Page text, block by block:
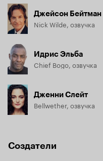
Джейсон Бейтман
Nick Wilde, озвучка
Идрис Эльба
Chief Bogo, озвучка
Дженни Слейт
Bellwether, озвучка
Создатели